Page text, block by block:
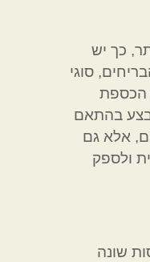
כך יש
סוגי
הכספת
בהתאם
אלא גם
ולספק
שונה